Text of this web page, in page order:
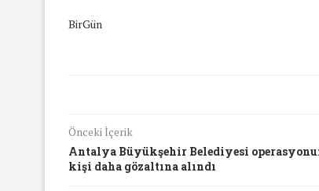
BirGün
Önceki İçerik
Antalya Büyükşehir Belediyesi
kişi daha gözaltına alındı
Yaş Ayrımcılığı
Mart Ayında